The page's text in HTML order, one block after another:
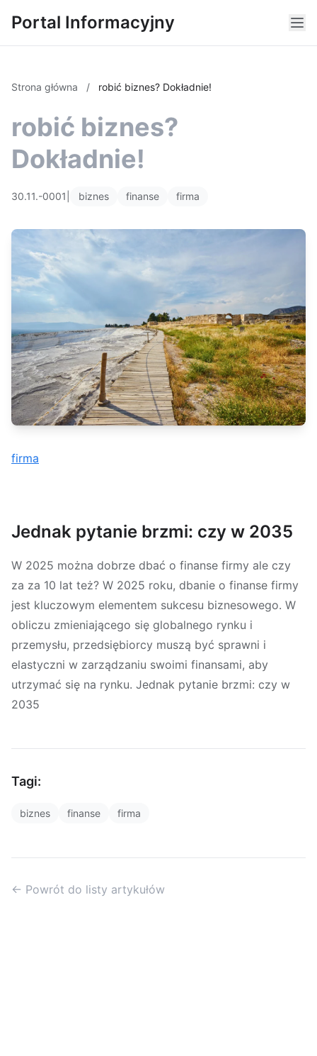
Portal Informacyjny
Strona główna / robić biznes? Dokładnie!
robić biznes?
Dokładnie!
30.11.-0001 biznes finanse firma
firma
Jednak pytanie brzmi: czy w 2035
W 2025 można dobrze dbać o finanse firmy ale czy
za za 10 lat też? W 2025 roku, dbanie o finanse firmy
jest kluczowym elementem sukcesu biznesowego. W
obliczu zmieniającego się globalnego rynku i
przemysłu, przedsiębiorcy muszą być sprawni i
elastyczni w zarządzaniu swoimi finansami, aby
utrzymać się na rynku. Jednak pytanie brzmi: czy w
2035
Tagi:
biznes finanse firma
← Powrót do listy artykułów